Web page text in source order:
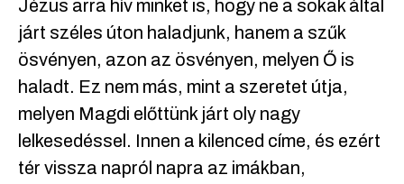
Jézus arra hív minket is, hogy ne a sokak által
járt széles úton haladjunk, hanem a szűk
ösvényen, azon az ösvényen, melyen Ő is
haladt. Ez nem más, mint a szeretet útja,
melyen Magdi előttünk járt oly nagy
lelkesedéssel. Innen a kilenced címe, és ezért
tér vissza napról napra az imákban,